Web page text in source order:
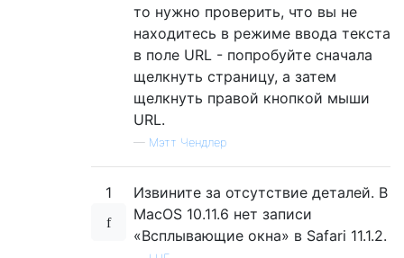
то нужно проверить, что вы не
находитесь в режиме ввода текста
в поле URL - попробуйте сначала
щелкнуть страницу, а затем
щелкнуть правой кнопкой мыши
URL.
— Мэтт Чендлер
1
Извините за отсутствие деталей. В
MacOS 10.11.6 нет записи
«Всплывающие окна» в Safari 11.1.2.